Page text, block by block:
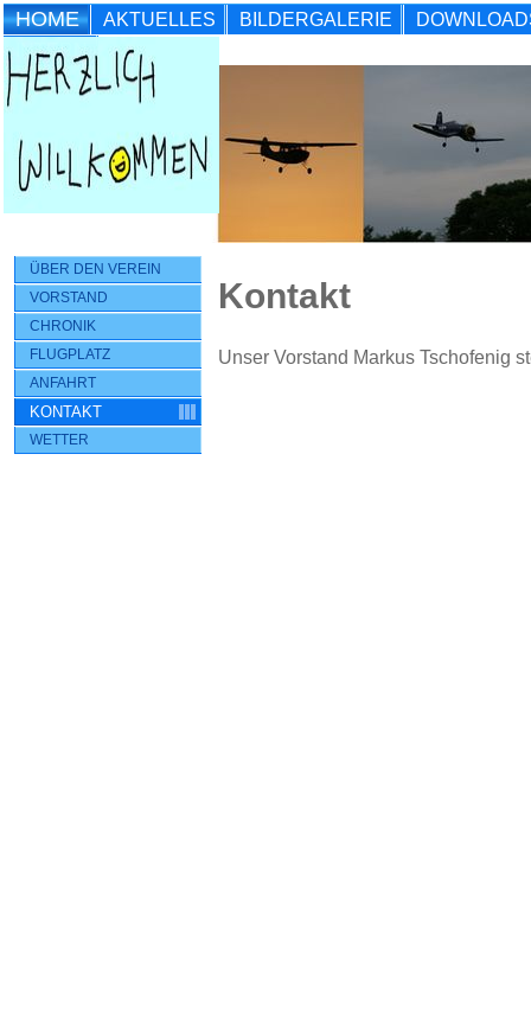
HOME AKTUELLES BILDERGALERIE
INTERN
ÜBER DEN VEREIN
VORSTAND
CHRONIK
FLUGPLATZ
ANFAHRT
KONTAKT
WETTER
Kontakt
Unser Vorstand Markus Tschofenig